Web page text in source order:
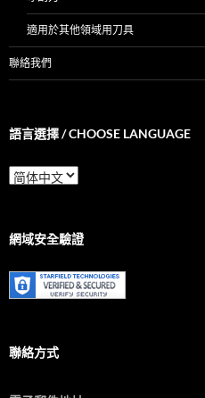
適用於其他領域用刀具
聯絡我們
語言選擇 / CHOOSE LANGUAGE
語
言
/
Language
網域安全驗證
聯絡方式